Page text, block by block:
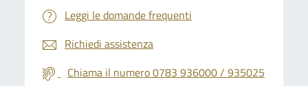
Leggi le domande frequenti
Richiedi assistenza
Chiama il numero 0783 936000 / 935025